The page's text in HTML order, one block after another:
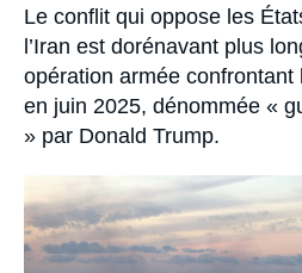
Accroche
Le conflit qui oppose les
l’Iran est dorénavant plus
opération armée
en juin 2025, dénommée «
» par Donald Trump.
principale
médiatique